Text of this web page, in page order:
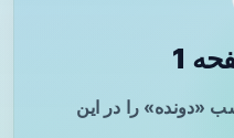
1
«دونده» را در این